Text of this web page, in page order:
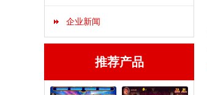
企业新闻
推荐产品